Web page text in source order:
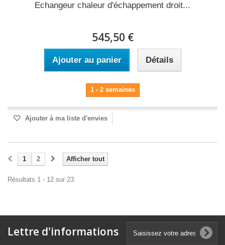
Echangeur chaleur d'échappement droit...
545,50 €
Ajouter au panier Détails
1 - 2 semaines
Ajouter à ma liste d'envies
Afficher tout
1 2
Résultats 1 - 12 sur 23.
Lettre d'informations